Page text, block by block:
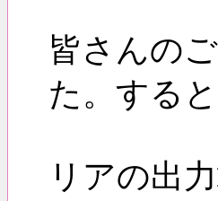
皆さんの
た。する
リアの出